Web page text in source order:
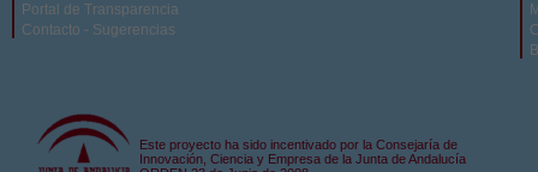
Portal de Transparencia
Contacto - Sugerencias
Este proyecto ha sido incentivado por la Consejaría de
Innovación, Ciencia y Empresa de la Junta de Andalucía